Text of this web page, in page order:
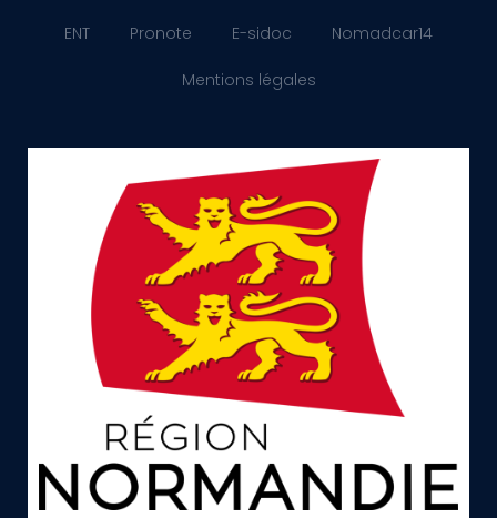
ENT Pronote E-sidoc Nomadcar14
Mentions légales